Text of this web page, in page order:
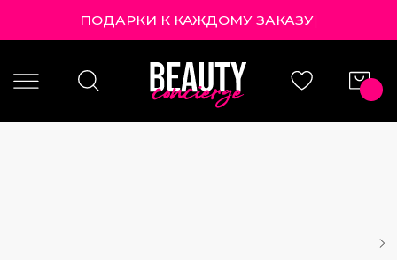
ПОДАРКИ К КАЖДОМУ ЗАКАЗУ!|